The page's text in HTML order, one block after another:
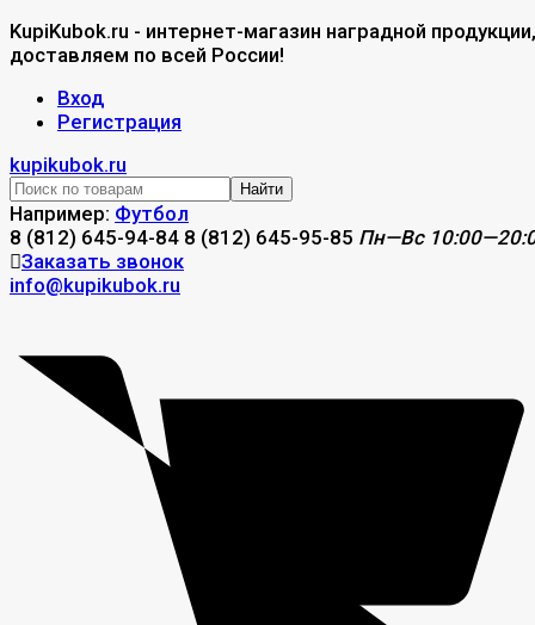
KupiKubok.ru - интернет-магазин наградной продукции,
доставляем по всей России!
Вход
Регистрация
kupikubok.ru
Найти
Например: Футбол
8 (812) 645-94-84 8 (812) 645-95-85 Пн—Вс
Заказать звонок
info@kupikubok.ru